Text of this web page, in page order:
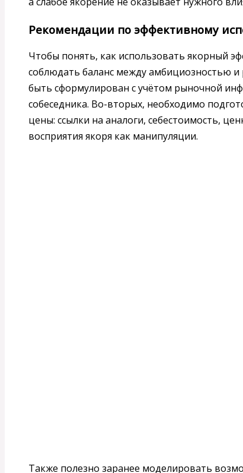
Рекомендации по эффективному
Чтобы понять, как использовать якорный
соблюдать баланс между амбициозностью
быть сформулирован с учётом рыночной
собеседника. Во-вторых, необходимо
цены: ссылки на аналоги, себестоимость,
восприятия якоря как манипуляции.
Также полезно заранее моделировать